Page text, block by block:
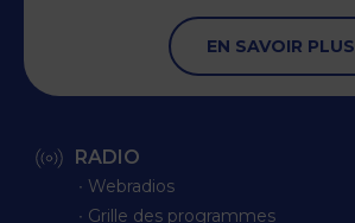
EN SAVOIR PLUS
RADIO
∙ Webradios
∙ Grille des programmes